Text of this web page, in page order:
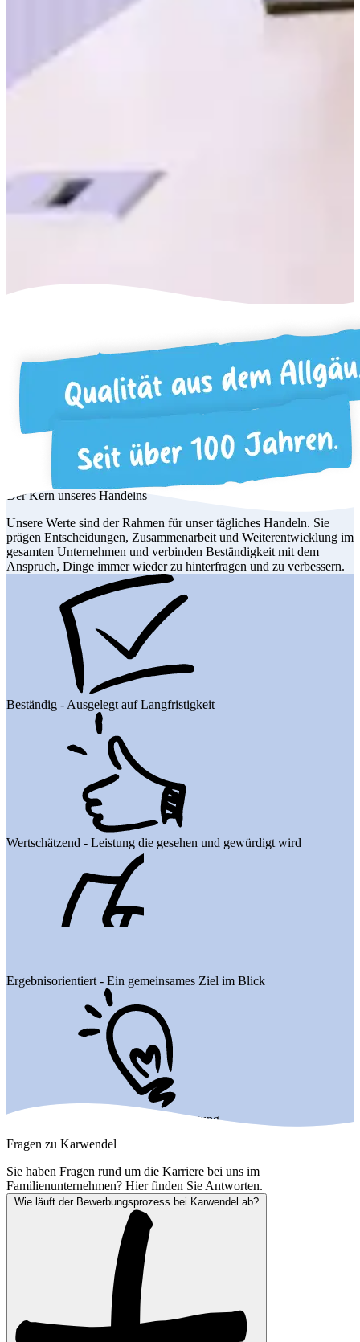
Der Kern unseres Handelns
Unsere Werte sind der Rahmen für unser tägliches Handeln. Sie
prägen Entscheidungen, Zusammenarbeit und Weiterentwicklung im
gesamten Unternehmen und verbinden Beständigkeit mit dem
Anspruch, Dinge immer wieder zu hinterfragen und zu verbessern.
Beständig - Ausgelegt auf Langfristigkeit
Wertschätzend - Leistung die gesehen und gewürdigt wird
Ergebnisorientiert - Ein gemeinsames Ziel im Blick
Entwicklungsbereit - Immer in Bewegung
Fragen zu Karwendel
Sie haben Fragen rund um die Karriere bei uns im
Familienunternehmen? Hier finden Sie Antworten.
Wie läuft der Bewerbungsprozess bei Karwendel ab?